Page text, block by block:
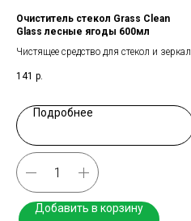
Очиститель стекол Grass Clean
Glass лесные ягоды 600мл
Чистящее средство для стекол и зеркал
141 р.
Подробнее
Добавить в корзину